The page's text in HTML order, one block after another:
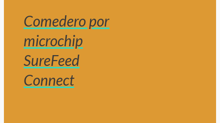
Comedero por
microchip
SureFeed
Connect